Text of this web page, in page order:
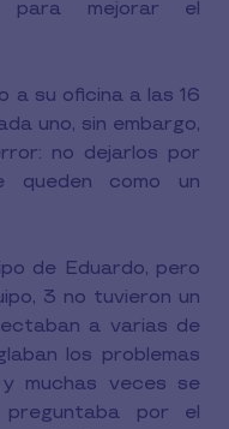
para mejorar el
a su oficina a las 16
uno, sin embargo,
no dejarlos por
queden como un
de Eduardo, pero
3 no tuvieron un
a varias de
los problemas
muchas veces se
por el